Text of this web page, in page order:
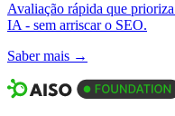
Avaliação rápida que
IA - sem arriscar o SEO.
Saber mais →